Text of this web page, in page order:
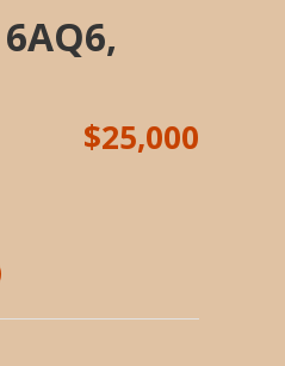
$25,000